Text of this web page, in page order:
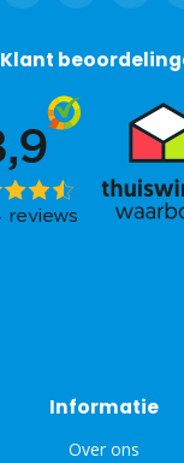
Klant
Informatie
Over ons